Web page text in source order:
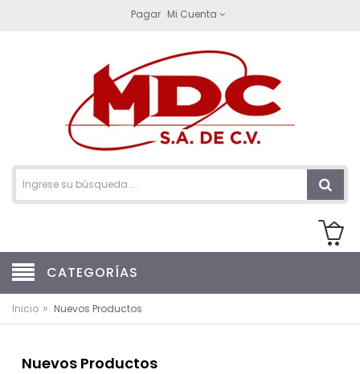
Pagar Mi Cuenta
CATEGORÍAS
Inicio » Nuevos Productos
Nuevos Productos